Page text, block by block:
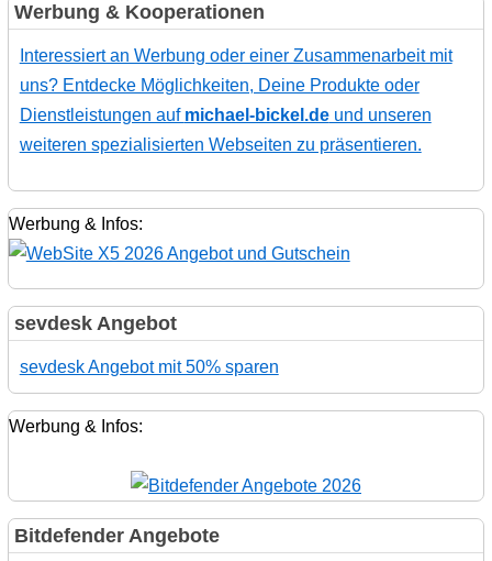
Werbung & Kooperationen
Interessiert an Werbung oder einer Zusammenarbeit mit
uns? Entdecke Möglichkeiten, Deine Produkte oder
Dienstleistungen auf michael-bickel.deund unseren
weiteren spezialisierten Webseiten zu präsentieren.
Werbung & Infos:
sevdesk Angebot
sevdesk Angebot mit 50% sparen
Werbung & Infos:
Bitdefender Angebote